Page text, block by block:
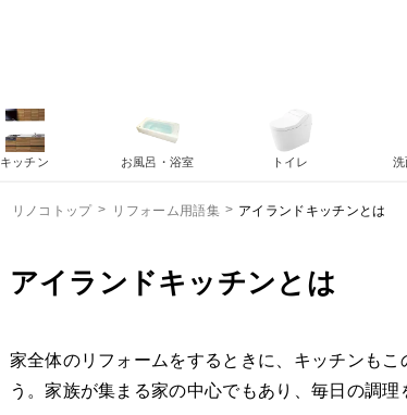
リノコトップ リフォーム用語集 アイランドキッチンとは
アイランドキッチンとは
家全体のリフォームをするときに、キッチンも
う。家族が集まる家の中心でもあり、毎日の調
キッチン お風呂・浴室 トイレ 洗